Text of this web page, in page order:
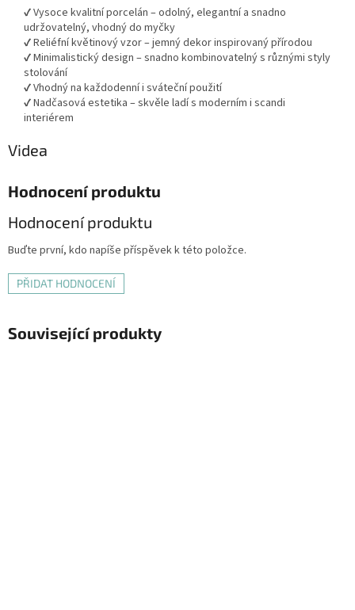
✔ Vysoce kvalitní porcelán – odolný, elegantní a snadno
udržovatelný, vhodný do myčky
✔ Reliéfní květinový vzor – jemný dekor inspirovaný přírodou
✔ Minimalistický design – snadno kombinovatelný s různými styly
stolování
✔ Vhodný na každodenní i sváteční použití
✔ Nadčasová estetika – skvěle ladí s moderním i scandi
interiérem
Videa
Hodnocení produktu
Hodnocení produktu
Buďte první, kdo napíše příspěvek k této položce.
PŘIDAT HODNOCENÍ
Související produkty